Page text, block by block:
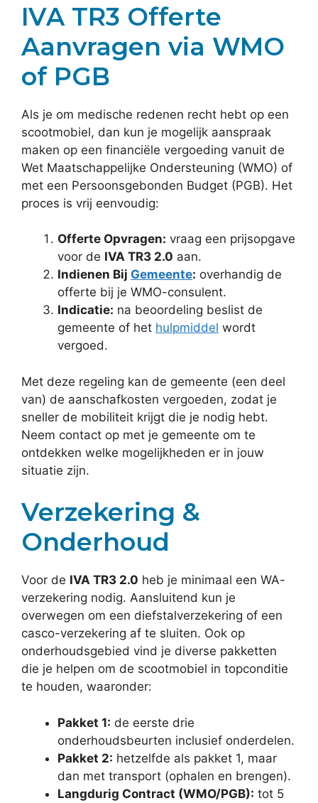
IVA TR3 Offerte
Aanvragen via WMO
of PGB
Als je om medische redenen recht hebt op een
scootmobiel, dan kun je mogelijk aanspraak
maken op een financiële vergoeding vanuit de
Wet Maatschappelijke Ondersteuning (WMO) of
met een Persoonsgebonden Budget (PGB). Het
proces is vrij eenvoudig:
Offerte Opvragen: vraag een prijsopgave
voor de IVA TR3 2.0 aan.
Indienen Bij Gemeente: overhandig de
offerte bij je WMO-consulent.
Indicatie: na beoordeling beslist de
gemeente of het hulpmiddel wordt
vergoed.
Met deze regeling kan de gemeente (een deel
van) de aanschafkosten vergoeden, zodat je
sneller de mobiliteit krijgt die je nodig hebt.
Neem contact op met je gemeente om te
ontdekken welke mogelijkheden er in jouw
situatie zijn.
Verzekering &
Onderhoud
Voor de IVA TR3 2.0 heb je minimaal een WA-
verzekering nodig. Aansluitend kun je
overwegen om een diefstalverzekering of een
casco-verzekering af te sluiten. Ook op
onderhoudsgebied vind je diverse pakketten
die je helpen om de scootmobiel in topconditie
te houden, waaronder:
Pakket 1: de eerste drie
onderhoudsbeurten inclusief onderdelen.
Pakket 2: hetzelfde als pakket 1, maar
dan met transport (ophalen en brengen).
Langdurig Contract (WMO/PGB): tot 5